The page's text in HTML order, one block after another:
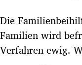
Untermenü
Untermenü
Die
Familien wird
Verfahren ewig.